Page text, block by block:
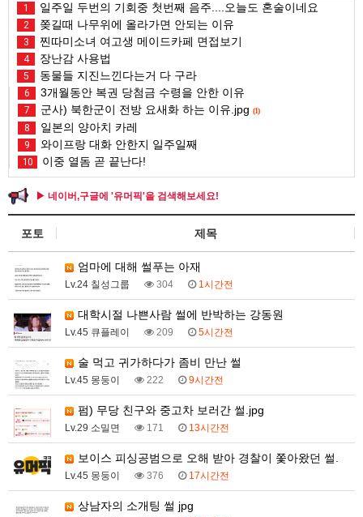
1 일주일 두번의 기회중 첫번째 음주....오늘도 혼술이네요
2 쫒길때 나무위에 올라가면 안되는 이유
3 찐따미소녀 여고생 메이드카페 면접보기
4 장난감 사용법
5 동물들 지진느낀다는거 다 구라
6 3개월동안 복권 당첨금 수령을 안한 이유
7 군사) 북한군이 전방 요새화 하는 이유.jpg (1)
8 일본의 양아치 카레
9 와이프랑 대화 안한지 일주일째
10 이중 열돔 곧 끝난다!
▶ 네이버,구글에 '유머픽'을 검색해보세요!
포토 제목
엄마에 대해 썰푸는 아재
Lv.24 칠성그룹 304 1시간전
대학시절 나쁜사람 썰에 반박하는 강동원
Lv.45 큐플레이 209 5시간전
술 먹고 귀가하다가 좀비 만난 썰
Lv.45 몽둥이 222 9시간전
펌) 무당 친구와 중고차 보러간 썰.jpg
Lv.29 소밀면 171 13시간전
보이스 피싱공범으로 오해 받아 경찰이 쫓아왔던 썰.
Lv.45 몽둥이 376 17시간전
상남자의 소개팅 썰 jpg